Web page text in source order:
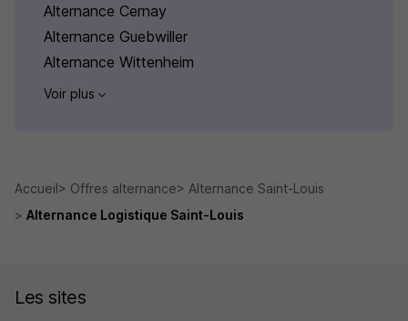
Alternance Cernay
Alternance Guebwiller
Alternance Wittenheim
Voir plus
Accueil Offres alternance
Alternance Saint-Louis
Alternance Logistique Saint-Louis
Les sites